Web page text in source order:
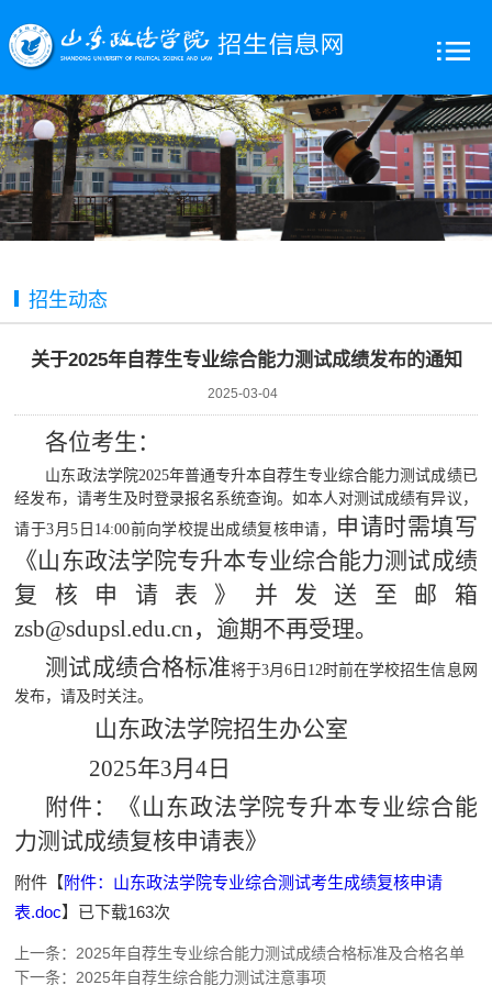
招生动态
关于2025年自荐生专业综合能力测试成绩发布的通知
2025-03-04
各位考生：
山东政法学院2025年普通专升本自荐生专业综合能力测试成绩已
经发布，请考生及时登录报名系统查询。如本人对测试成绩有异议，
请于3月5日14:00前向学校提出成绩复核申请，
申请时需填写
《山东政法学院专升本专业综合能力测试成绩
复核申请表》 并发送 至 邮箱
zsb@sdupsl.edu.cn，逾期不再受理。
测试成绩合格标准将于3月6日12时前在学校招生信息网
发布，请及时关注。
山东政法学院招生办公室
2025年3月4日
附件：《山东政法学院专升本专业综合能
力测试成绩复核申请表》
附件【附件：山东政法学院专业综合测试考生成绩复核申请
表.doc】已下载163次
上一条： 2025年自荐生专业综合能力测试成绩合格标准及合格名单
下一条： 2025年自荐生综合能力测试注意事项